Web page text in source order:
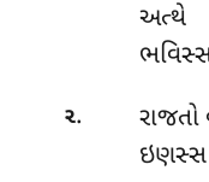
અત્થે
૨.
રાજતો
ઇણસ્સ